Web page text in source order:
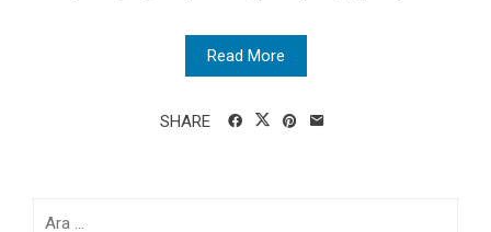
Read More
SHARE